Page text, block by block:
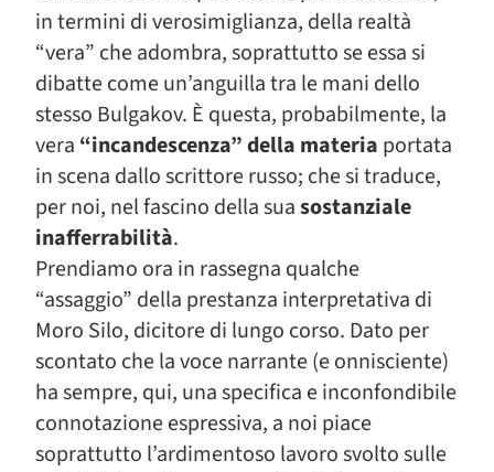
in termini di verosimiglianza, della realtà
“vera” che adombra, soprattutto se essa si
dibatte come un’anguilla tra le mani dello
stesso Bulgakov. È questa, probabilmente, la
vera “incandescenza” della materia portata
in scena dallo scrittore russo; che si traduce,
per noi, nel fascino della suasostanziale
inafferrabilità.
Prendiamo ora in rassegna qualche
“assaggio” della prestanza interpretativa di
Moro Silo, dicitore di lungo corso. Dato per
scontato che la voce narrante (e onnisciente)
ha sempre, qui, una specifica e inconfondibile
connotazione espressiva, a noi piace
soprattutto l’ardimentoso lavoro svolto sulle